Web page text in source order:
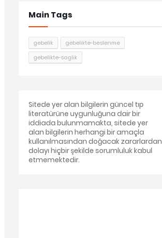
Main Tags
gebelik
gebelikte-beslenme
gebelikte-saglik
Sitede yer alan bilgilerin güncel tıp
literatürüne uygunluğuna dair bir
iddiada bulunmamakta, sitede yer
alan bilgilerin herhangi bir amaçla
kullanılmasından doğacak zararlardan
dolayı hiçbir şekilde sorumluluk kabul
etmemektedir.